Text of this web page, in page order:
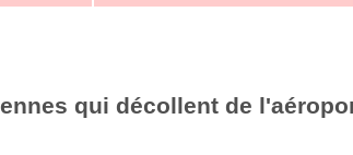
qui décollent de